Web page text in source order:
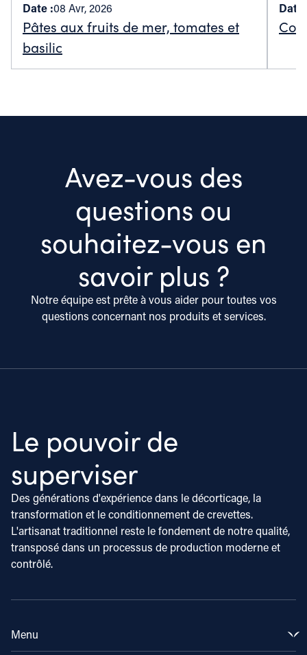
Date :08 Avr, 2026
Pâtes aux fruits de mer, tomates et
basilic
Date
Avez-vous des
questions ou
souhaitez-vous en
savoir plus ?
Notre équipe est prête à vous aider pour toutes vos
questions concernant nos produits et services.
Le pouvoir de
superviser
Des générations d'expérience dans le décorticage, la
transformation et le conditionnement de crevettes.
L'artisanat traditionnel reste le fondement de notre qualité,
transposé dans un processus de production moderne et
contrôlé.
Menu